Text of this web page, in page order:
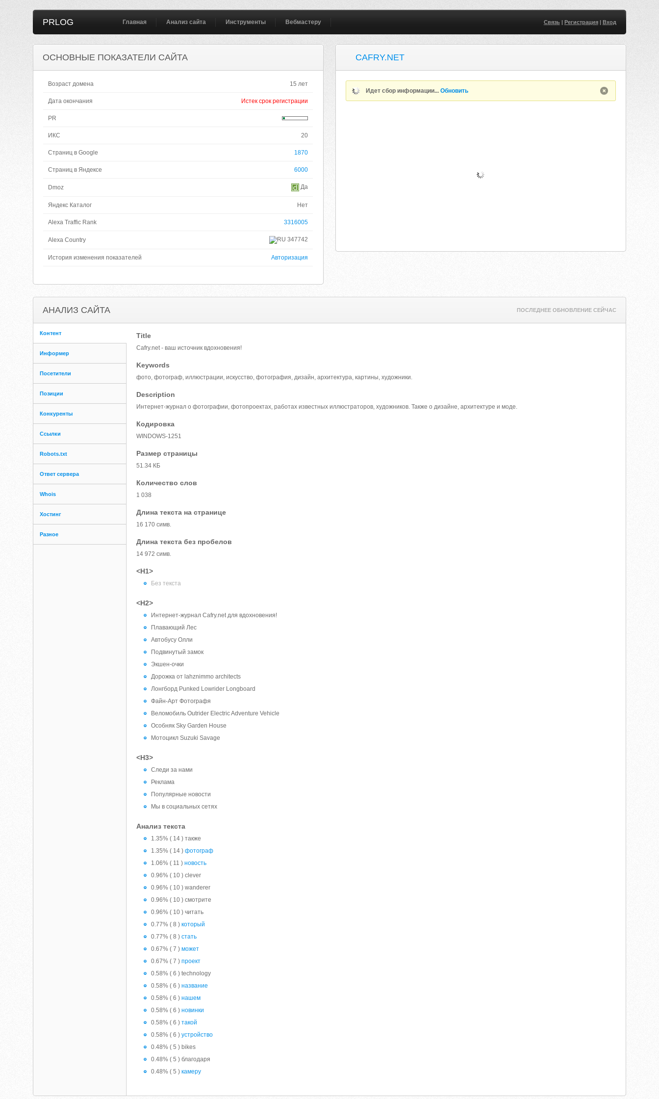
PRLOG Главная Анализ сайта Инструменты Вебмастеру Связь| Регистрация| Вход
ОСНОВНЫЕ ПОКАЗАТЕЛИ САЙТА
Возраст домена 15 лет
Дата окончания Истек срок регистрации
PR
ИКС 20
Страниц в Google 1870
Страниц в Яндексе 6000
Dmoz Да
Яндекс Каталог Нет
Alexa Traffic Rank 3316005
Alexa Country 347742
История изменения показателей Авторизация
CAFRY.NET
Идет сбор информации...Обновить
АНАЛИЗ САЙТА ПОСЛЕДНЕЕ ОБНОВЛЕНИЕ СЕЙЧАС
Контент
Информер
Посетители
Позиции
Конкуренты
Ссылки
Robots.txt
Ответ сервера
Whois
Хостинг
Разное
Title
Cafry.net - ваш источник вдохновения!
Keywords
фото, фотограф, иллюстрации, искусство, фотография, дизайн, архитектура, картины, художники.
Description
Интернет-журнал о фотографии, фотопроектах, работах известных иллюстраторов, художников. Также о дизайне, архитектуре и моде.
Кодировка
WINDOWS-1251
Размер страницы
51.34 КБ
Количество слов
1 038
Длина текста на странице
16 170 симв.
Длина текста без пробелов
14 972 симв.
<H1>
Без текста
<H2>
Интернет-журнал Cafry.net для вдохновения!
Плавающий Лес
Автобусу Олли
Подвинутый замок
Экшен-очки
Дорожка от lahznimmo architects
Лонгборд Punked Lowrider Longboard
Файн-Арт Фотографя
Веломобиль Outrider Electric Adventure Vehicle
Особняк Sky Garden House
Мотоцикл Suzuki Savage
<H3>
Следи за нами
Реклама
Популярные новости
Мы в социальных сетях
Анализ текста
1.35% ( 14 ) также
1.35% ( 14 )фотограф
1.06% ( 11 )новость
0.96% ( 10 ) clever
0.96% ( 10 ) wanderer
0.96% ( 10 ) смотрите
0.96% ( 10 ) читать
0.77% ( 8 )который
0.77% ( 8 )стать
0.67% ( 7 )может
0.67% ( 7 )проект
0.58% ( 6 ) technology
0.58% ( 6 )название
0.58% ( 6 )нашем
0.58% ( 6 )новинки
0.58% ( 6 )такой
0.58% ( 6 )устройство
0.48% ( 5 ) bikes
0.48% ( 5 ) благодаря
0.48% ( 5 )камеру